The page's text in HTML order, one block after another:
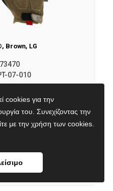
cookies για την
του. Συνεχίζοντας την
με την χρήση των cookies.
Brown, LG
07-010
Δωδεκανήσου 10Α
καλάθι